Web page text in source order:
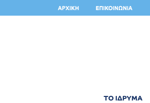
ΤΟ ΙΔΡΥΜΑ
ΑΡΧΙΚΗ ΕΠΙΚΟΙΝΩΝΙΑ